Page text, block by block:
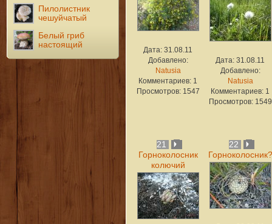
Пилолистник
чешуйчатый
Белый гриб
настоящий
Дата: 31.08.11
Добавлено:
Natusia
Комментариев: 1
Просмотров: 1547
Дата: 31.08.11
Добавлено:
Natusia
Комментариев: 1
Просмотров: 1549
21
Горноколосник
колючий
22
Горноколосник?